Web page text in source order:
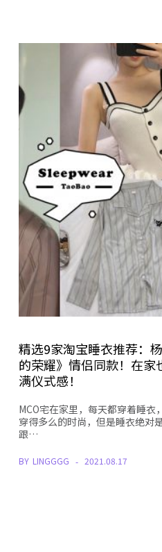
精选9家淘宝睡衣推荐：
的荣耀》情侣同款！在
满仪式感！
MCO宅在家里，每天都穿着睡
穿得多么的时尚，但是睡衣绝对
跟…
BY LINGGGG 2021.08.17